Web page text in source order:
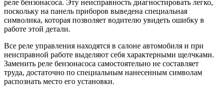
реле бензонасоса. Эту неисправность диагностировать легко,
поскольку на панель приборов выведена специальная
символика, которая позволяет водителю увидеть ошибку в
работе этой детали.
Все реле управления находятся в салоне автомобиля и при
неисправной работе выделяют себя характерными щелчками.
Заменить реле бензонасоса самостоятельно не составляет
труда, достаточно по специальным нанесенным символам
распознать место его установки.